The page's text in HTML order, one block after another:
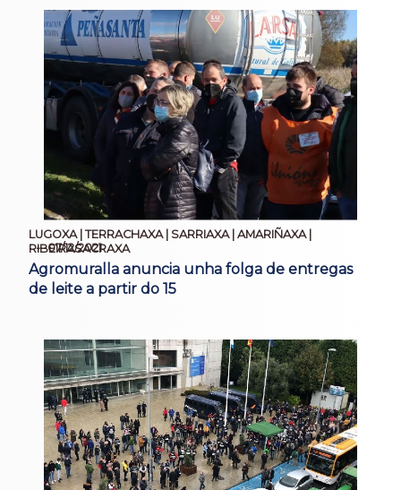
LUGOXA | TERRACHAXA | SARRIAXA | AMARIÑAXA |
RIBEIRASACRAXA
07/12/2021
Agromuralla anuncia unha folga de entregas
de leite a partir do 15